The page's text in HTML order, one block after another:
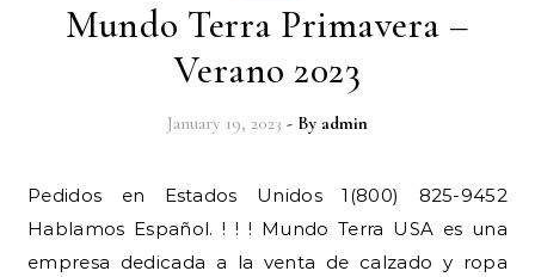
Mundo Terra Primavera –
Verano 2023
January 19, 2023 - By admin
Pedidos en Estados Unidos 1(800) 825-9452
Hablamos Español. ! ! ! Mundo Terra USA es una
empresa dedicada a la venta de calzado y ropa